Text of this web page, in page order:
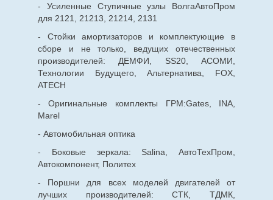
- Усиленные Ступичные узлы ВолгаАвтоПром
для 2121, 21213, 21214, 2131
- Стойки амортизаторов и комплектующие в
сборе и не только, ведущих отечественных
производителей: ДЕМФИ, SS20, АСОМИ,
Технологии Будущего, Альтернатива, FOX,
ATECH
- Оригинальные комплекты ГРМ:Gates, INA,
Marel
- Автомобильная оптика
- Боковые зеркала: Salina, АвтоТехПром,
Автокомпонент, Политех
- Поршни для всех моделей двигателей от
лучших производителей: СТК, ТДМК,